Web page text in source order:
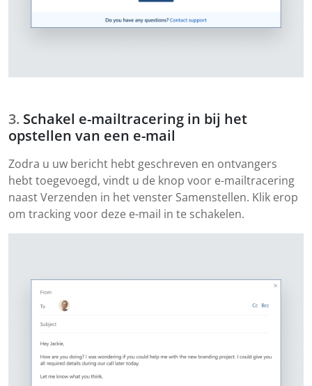
Schakel e-mailtracering in bij het
opstellen van een e-mail
Zodra u uw bericht hebt geschreven en ontvangers
hebt toegevoegd, vindt u de knop voor e-mailtracering
naast Verzenden in het venster Samenstellen. Klik erop
om tracking voor deze e-mail in te schakelen.